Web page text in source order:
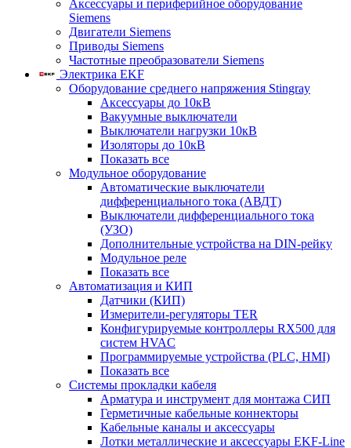
Аксессуары и периферийное оборудование
Siemens
Двигатели Siemens
Приводы Siemens
Частотные преобразователи Siemens
Электрика EKF
Оборудование среднего напряжения Stingray
Аксессуары до 10кВ
Вакуумные выключатели
Выключатели нагрузки 10кВ
Изоляторы до 10кВ
Показать все
Модульное оборудование
Автоматические выключатели
дифференциального тока (АВДТ)
Выключатели дифференциального тока
(УЗО)
Дополнительные устройства на DIN-рейку
Модульное реле
Показать все
Автоматизация и КИП
Датчики (КИП)
Измерители-регуляторы TER
Конфигурируемые контроллеры RX500 для
систем HVAC
Программируемые устройства (PLC, HMI)
Показать все
Системы прокладки кабеля
Арматура и инструмент для монтажа СИП
Герметичные кабельные коннекторы
Кабельные каналы и аксессуары
Лотки металлические и аксессуары EKF-Line